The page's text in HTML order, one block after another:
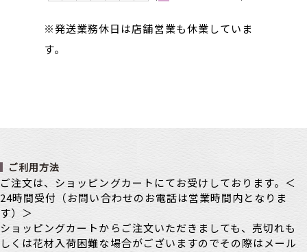
※発送業務休日は店舗営業も休業していま
す。
ご利用方法
ご注文は、ショッピングカートにてお受けしております。＜
24時間受付（お問い合わせのお電話は営業時間内となりま
す）＞
ショッピングカートからご注文いただきましても、売切れも
しくは花材入荷困難な場合がございますのでその際はメール